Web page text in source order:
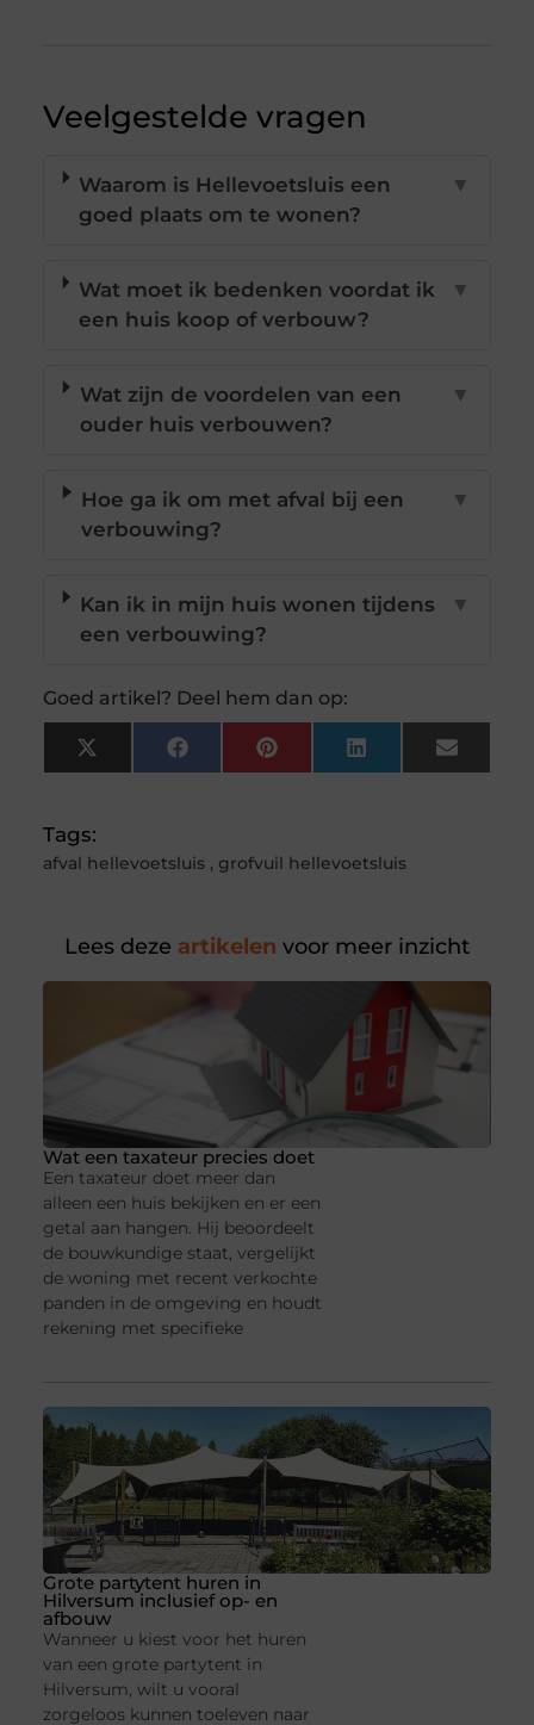
Veelgestelde vragen
Waarom is Hellevoetsluis een
goed plaats om te wonen?
▼
Wat moet ik bedenken voordat ik
een huis koop of verbouw?
▼
Wat zijn de voordelen van een
ouder huis verbouwen?
▼
Hoe ga ik om met afval bij een
verbouwing?
▼
Kan ik in mijn huis wonen tijdens
een verbouwing?
▼
Goed artikel? Deel hem dan op:
X
(Twitter)
FacebookPinterestLinkedInEmail
Tags:
afval hellevoetsluis, grofvuil hellevoetsluis
Lees deze artikelen voor meer inzicht
Wat een taxateur precies doet
Een taxateur doet meer dan
alleen een huis bekijken en er een
getal aan hangen. Hij beoordeelt
de bouwkundige staat, vergelijkt
de woning met recent verkochte
panden in de omgeving en houdt
rekening met specifieke
Grote partytent huren in
Hilversum inclusief op- en
afbouw
Wanneer u kiest voor het huren
van een grote partytent in
Hilversum, wilt u vooral
zorgeloos kunnen toeleven naar